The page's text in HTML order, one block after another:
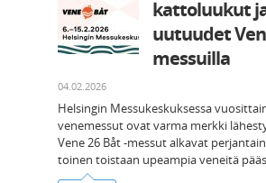
kattoluukut
uutuudet
messuilla
04.02.2026
Helsingin Messukeskuksessa
venemessut ovat varma merkki
Vene 26 Båt -messut alkavat
toinen toistaan upeampia veneitä